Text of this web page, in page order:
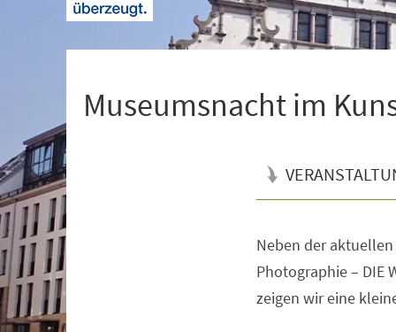
Museumsnacht im
Neben der
Photographie – DIE
zeigen wir eine